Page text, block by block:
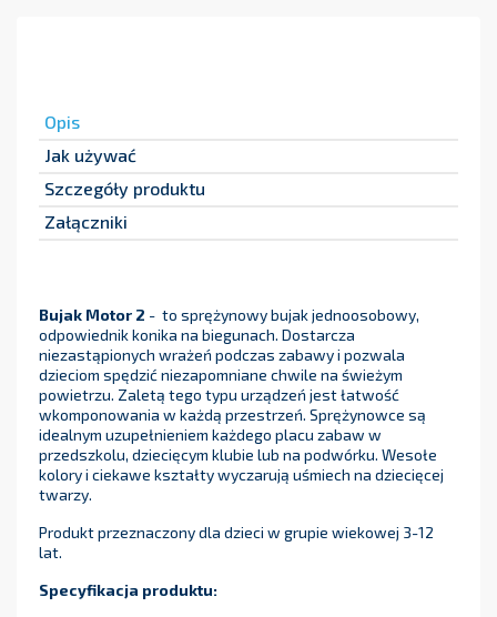
Opis
Jak używać
Szczegóły produktu
Załączniki
Bujak Motor 2 - to sprężynowy bujak jednoosobowy,
odpowiednik konika na biegunach. Dostarcza
niezastąpionych wrażeń podczas zabawy i pozwala
dzieciom spędzić niezapomniane chwile na świeżym
powietrzu. Zaletą tego typu urządzeń jest łatwość
wkomponowania w każdą przestrzeń. Sprężynowce są
idealnym uzupełnieniem każdego placu zabaw w
przedszkolu, dziecięcym klubie lub na podwórku. Wesołe
kolory i ciekawe kształty wyczarują uśmiech na dziecięcej
twarzy.
Produkt przeznaczony dla dzieci w grupie wiekowej 3-12
lat.
Specyfikacja produktu: